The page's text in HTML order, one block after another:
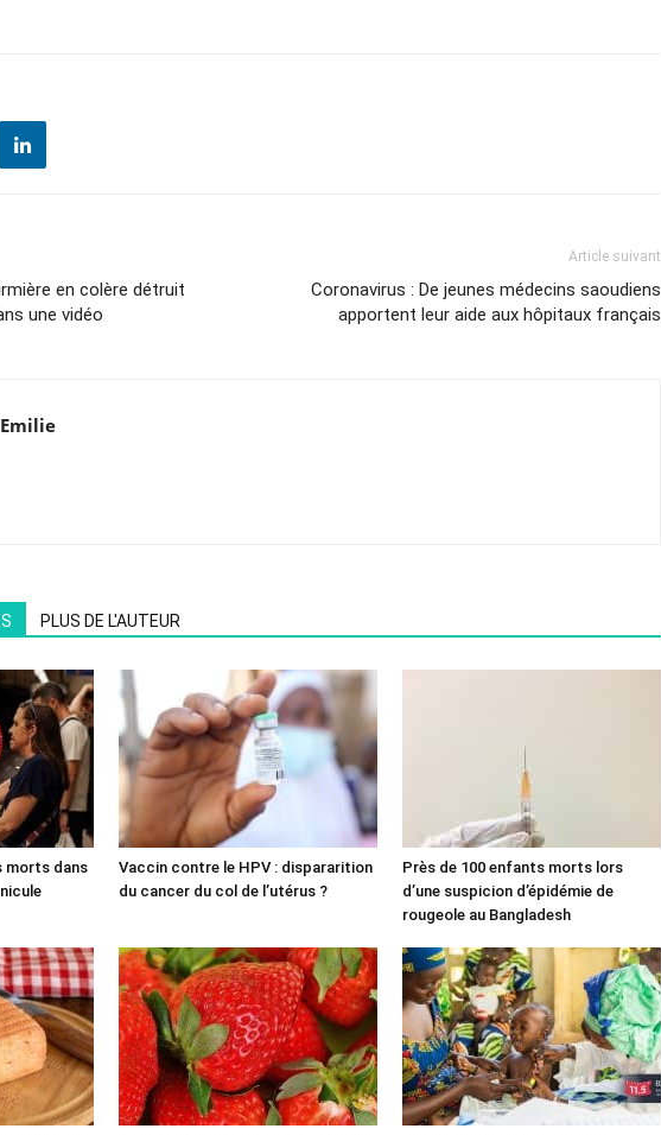
en colère détruit
une vidéo
Article suivant
Coronavirus : De jeunes médecins saoudiens
apportent leur aide aux hôpitaux français
Emilie
PLUS DE L'AUTEUR
morts dans
Vaccin contre le HPV : dispararition
du cancer du col de l’utérus ?
Près de 100 enfants morts lors
d’une suspicion d’épidémie de
rougeole au Bangladesh